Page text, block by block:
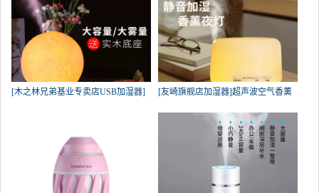
[木之林兄弟基业专卖店USB加湿器] [友崎旗舰店加湿器]超声波空气香薰